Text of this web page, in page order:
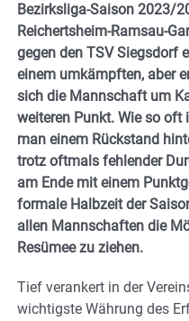
Bezirksliga-Saison 2023/
Reichertsheim-Ramsau-
gegen den TSV Siegsdorf
einem umkämpften, aber
sich die Mannschaft um
weiteren Punkt. Wie so oft
man einem Rückstand
trotz oftmals fehlender
am Ende mit einem
formale Halbzeit der
allen Mannschaften die
Resümee zu ziehen.
Tief verankert in der
wichtigste Währung des